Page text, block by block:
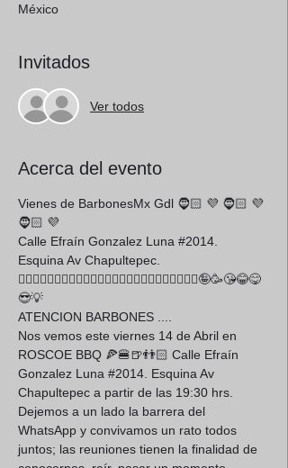
México
Invitados
Ver todos
Acerca del evento
Vienes de BarbonesMx Gdl 🧔🏻 💜 🧔🏻 💜
🧔🏻 💜
Calle Efraín Gonzalez Luna #2014
Esquina Av Chapultepec.
🧔🏻‍♂️🧔🏾‍♂️🧔🏿‍♂️🧔🏼‍♂️🧔‍♂️🧔🏽‍♀🧔🏿‍♀🧔🏼‍♀🧔‍♀🤪🥳😘😂😋
😎💡
ATENCION BARBONES ....
Nos vemos este viernes 14 de Abril en
ROSCOE BBQ 🍕🍔🍺👬🏻 Calle Efraín
Gonzalez Luna #2014 . Esquina Av
Chapultepec a partir de las 19:30 hrs.
Dejemos a un lado la barrera del
WhatsApp y convivamos un rato todos
juntos; las reuniones tienen la finalidad de